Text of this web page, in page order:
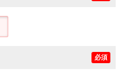
必須